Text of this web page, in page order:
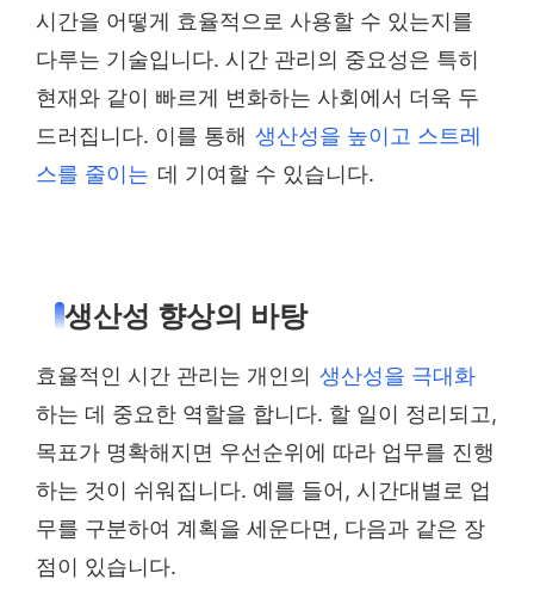
시간을 어떻게 효율적으로 사용할 수 있는지를
다루는 기술입니다. 시간 관리의 중요성은 특히
현재와 같이 빠르게 변화하는 사회에서 더욱 두
드러집니다. 이를 통해 생산성을 높이고 스트레
스를 줄이는 데 기여할 수 있습니다.
생산성 향상의 바탕
효율적인 시간 관리는 개인의 생산성을 극대화
하는 데 중요한 역할을 합니다. 할 일이 정리되고,
목표가 명확해지면 우선순위에 따라 업무를 진행
하는 것이 쉬워집니다. 예를 들어, 시간대별로 업
무를 구분하여 계획을 세운다면, 다음과 같은 장
점이 있습니다.